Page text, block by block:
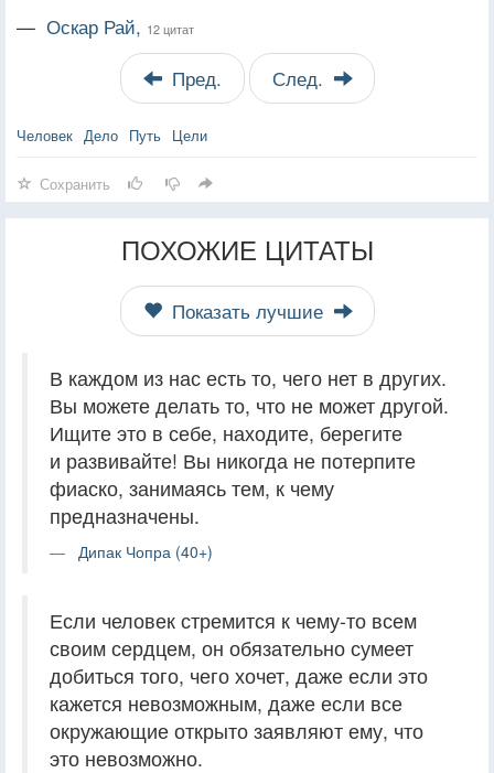
— Оскар Рай, 12 цитат
Пред. След.
Человек Дело Путь Цели
Сохранить
ПОХОЖИЕ ЦИТАТЫ
Показать лучшие
В каждом из нас есть то, чего нет в других.
Вы можете делать то, что не может другой.
Ищите это в себе, находите, берегите
и развивайте! Вы никогда не потерпите
фиаско, занимаясь тем, к чему
предназначены.
Дипак Чопра (40+)
Если человек стремится к чему-то всем
своим сердцем, он обязательно сумеет
добиться того, чего хочет, даже если это
кажется невозможным, даже если все
окружающие открыто заявляют ему, что
это невозможно.